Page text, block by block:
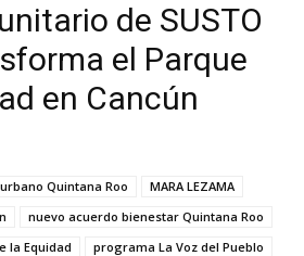
de SUSTO
el Parque
en Cancún
Quintana Roo
MARA LEZAMA
nuevo acuerdo bienestar Quintana Roo
la Equidad
programa La Voz del Pueblo